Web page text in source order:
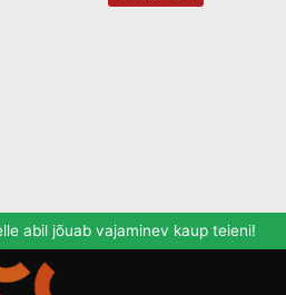
abil jõuab vajaminev kaup teieni!